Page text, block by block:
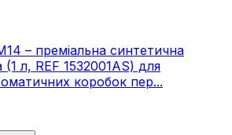
– преміальна синтетична
(1 л, REF 1532001AS) для
коробок пер...